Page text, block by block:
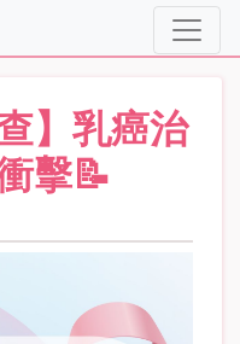
】乳癌治
擊📝